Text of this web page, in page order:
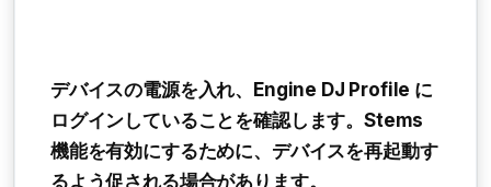
デバイスの電源を入れ、Engine DJ Profile に
ログインしていることを確認します。Stems
機能を有効にするために、デバイスを再起動す
るよう促される場合があります。